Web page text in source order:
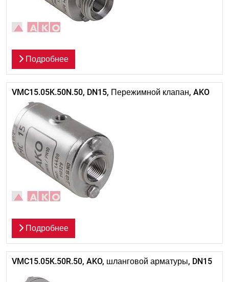
Подробнее
VMC15.05K.50N.50, DN15, Пережимной клапан, AKO
Подробнее
VMC15.05K.50R.50, AKO, шланговой арматуры, DN15